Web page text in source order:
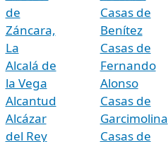
de
Záncara,
La
Alcalá de
la Vega
Alcantud
Alcázar
del Rey
Casas de
Benítez
Casas de
Fernando
Alonso
Casas de
Garcimolina
Casas de